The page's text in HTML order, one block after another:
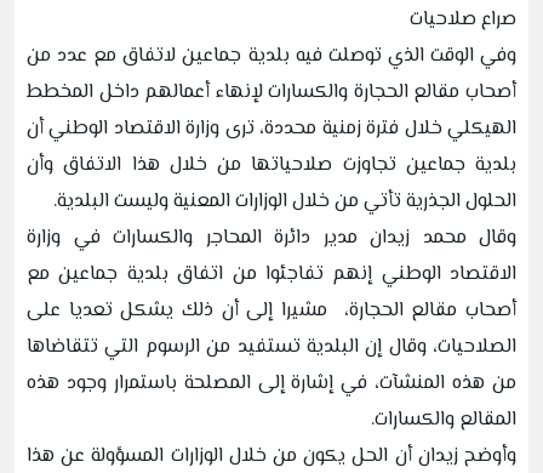
صراع صلاحيات
وفي الوقت الذي توصلت فيه بلدية جماعين لاتفاق مع عدد من
أصحاب مقالع الحجارة والكسارات لإنهاء أعمالهم داخل المخطط
الهيكلي خلال فترة زمنية محددة، ترى وزارة الاقتصاد الوطني أن
بلدية جماعين تجاوزت صلاحياتها من خلال هذا الاتفاق وأن
الحلول الجذرية تأتي من خلال الوزارات المعنية وليست البلدية.
وقال محمد زيدان مدير دائرة المحاجر والكسارات في وزارة
الاقتصاد الوطني إنهم تفاجئوا من اتفاق بلدية جماعين مع
أصحاب مقالع الحجارة، مشيرا إلى أن ذلك يشكل تعديا على
الصلاحيات، وقال إن البلدية تستفيد من الرسوم التي تتقاضاها
من هذه المنشآت، في إشارة إلى المصلحة باستمرار وجود هذه
المقالع والكسارات.
وأوضح زيدان أن الحل يكون من خلال الوزارات المسؤولة عن هذا